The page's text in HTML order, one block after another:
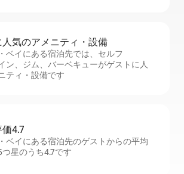
気⁠のア⁠メ⁠ニ⁠テ⁠ィ・設⁠備
ベイにある宿泊先では、セ⁠ル⁠フ
ン、ジム、バーベキューがゲストに人
ティ・設備です
4.7
ベイにある宿泊先のゲストからの平均
星のうち4.7です